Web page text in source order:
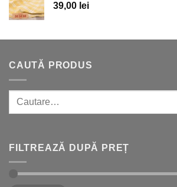
39,00 lei
CAUTĂ PRODUS
Caută:
FILTREAZĂ DUPĂ PREȚ